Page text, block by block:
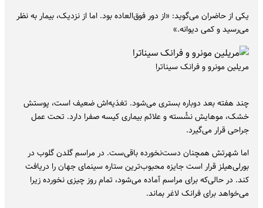
یکی از حاضران می‌گوید: «از دور فوق‌العاده بود. اما از نزدیک، بیمار به نظر
می‌رسید و کمی دیوانه.»
مریلین مونرو و فرانک سیناترا
چند هفته بعد دوباره بستری می‌شود. تغذیه‌اش ضعیف است، پوستش
خشک، موهایش نشُسته و علائم بیماری کیسه‌ صفرا دارد. تحت عمل
جراحی قرار می‌گیرد.
اما شهرتش همچنان دست‌نخورده باقی‌ست. در مراسم گلدن گلوب در
بورلی‌هیلز قرار است جایزه محبوب‌ترین ستاره سینمای جهان را دریافت
کند. در حالی‌که برای مراسم آماده می‌شود، تمام روز چیزی نخورده زیرا
می‌خواهد برای فرانک لاغر بماند.